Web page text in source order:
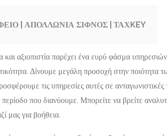
| ΑΠΟΛΛΩΝΙΑ ΣΙΦΝΟΣ | ΤΑΧKEY
και αξιοπιστία παρέχει ένα ευρύ φάσμα
Δίνουμε μεγάλη προσοχή στην ποιότητα
τις υπηρεσίες αυτές σε ανταγωνιστικές
που διανύουμε. Μπορείτε να βρείτε
μας για βοήθεια.
Featured
ΓΡΑΦΕΙΟ
ΔΙΕΚΠΕΡΑΙΩΣΕΩΝ
ΑΘΗΝΑ |
Σιδηροκατασκευές-
Τεχνικοί-